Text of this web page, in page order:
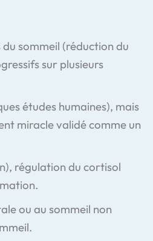
sommeil (réduction du
sur plusieurs
études humaines), mais
miracle validé comme un
régulation du cortisol
ou au sommeil non